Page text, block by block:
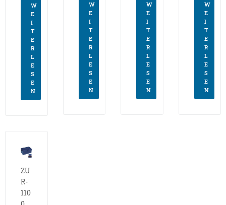
W
E
I
T
E
R
L
E
S
E
N
W
E
I
T
E
R
L
E
S
E
N
W
E
I
T
E
R
L
E
S
E
N
W
E
I
T
E
R
L
E
S
E
N
ZU
R-
110